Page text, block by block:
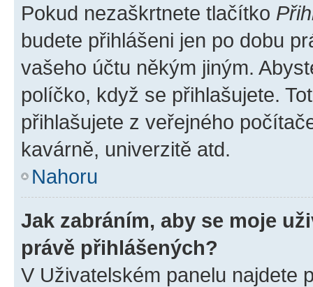
Pokud nezaškrtnete tlačítko
budete přihlášeni jen po dobu
vašeho účtu někým jiným.
políčko, když se přihlašujete.
přihlašujete z veřejného
kavárně, univerzitě atd.
Nahoru
Jak zabráním, aby se moje
právě přihlášených?
V Uživatelském panelu najdete